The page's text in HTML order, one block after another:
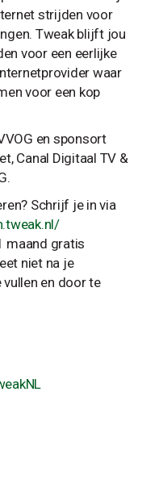
strijden voor
Tweak blijft jou
voor een eerlijke
waar
voor een kop
en sponsort
Canal Digitaal TV &
Schrijf je in via
maand gratis
niet na je
vullen en door te